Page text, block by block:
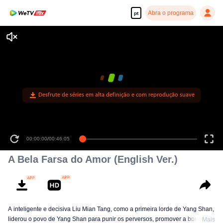
pt Abra o programa
Desfrute de séries em alta definição e com reprodução suave
00:00:00/00:46:05
A Bela Farsa do Amor (English Ver.)
A inteligente e decisiva Liu Mian Tang, como a primeira lorde de Yang Shan,
liderou o povo de Yang Shan para punir os perversos, promover a bondade
Mais